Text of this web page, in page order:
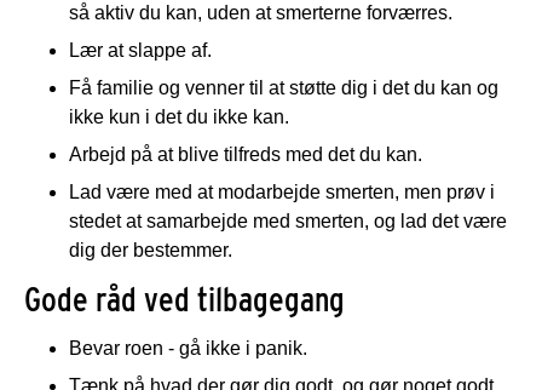
så aktiv du kan, uden at smerterne forværres.
Lær at slappe af.
Få familie og venner til at støtte dig i det du kan og
ikke kun i det du ikke kan.
Arbejd på at blive tilfreds med det du kan.
Lad være med at modarbejde smerten, men prøv i
stedet at samarbejde med smerten, og lad det være
dig der bestemmer.
Gode råd ved tilbagegang
Bevar roen - gå ikke i panik.
Tænk på hvad der gør dig godt, og gør noget godt